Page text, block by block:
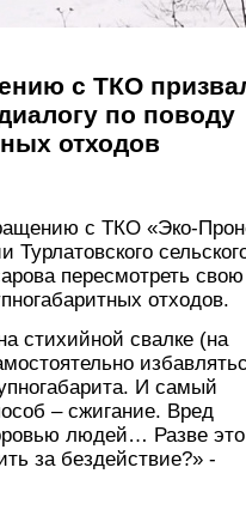
с ТКО
по поводу
отходов
с ТКО «Эко-
Турлатовского
пересмотреть свою
отходов.
стихийной свалке (на
И самый
– сжигание. Вред
людей… Разве
за бездействие?» -